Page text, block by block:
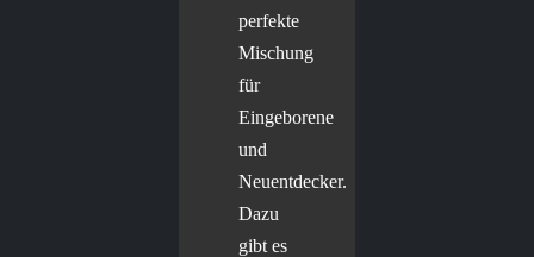
perfekte
Mischung
für
Eingeborene
und
Neuentdecker.
Dazu
gibt es